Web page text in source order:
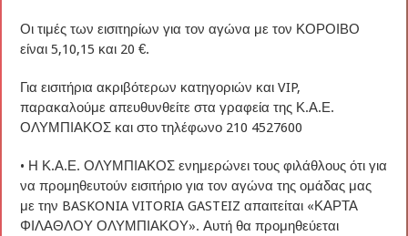
Οι τιμές των εισιτηρίων για τον αγώνα με τον ΚΟΡΟΙΒΟ
είναι 5,10,15 και 20 €.
Για εισιτήρια ακριβότερων κατηγοριών και VIP,
παρακαλούμε απευθυνθείτε στα γραφεία της Κ.Α.Ε.
ΟΛΥΜΠΙΑΚΟΣ και στο τηλέφωνο 210 4527600
• Η Κ.Α.Ε. ΟΛΥΜΠΙΑΚΟΣ ενημερώνει τους φιλάθλους ότι για
να προμηθευτούν εισιτήριο για τον αγώνα της ομάδας μας
με την BASKONIA VITORIA GASTEIZ απαιτείται «ΚΑΡΤΑ
ΦΙΛΑΘΛΟΥ ΟΛΥΜΠΙΑΚΟΥ». Αυτή θα προμηθεύεται